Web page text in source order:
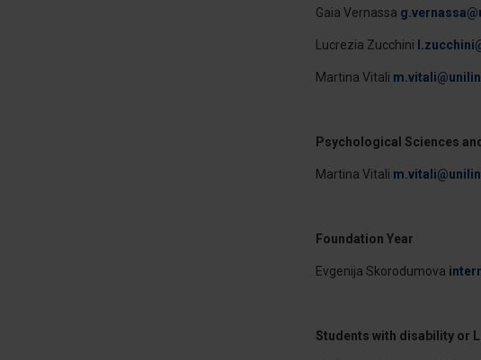
Gaia Vernassa
Lucrezia Zucchini
Martina Vitali
Psychological Sciences
Martina Vitali
Foundation Year
Evgenija Skorodumova
Students with disability or